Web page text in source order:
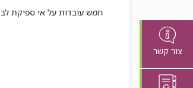
צור קשר
חמש עובדות על אי ספיקת לב